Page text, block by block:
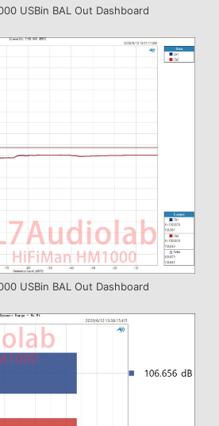
USBin BAL Out Dashboard
USBin BAL Out Dashboard